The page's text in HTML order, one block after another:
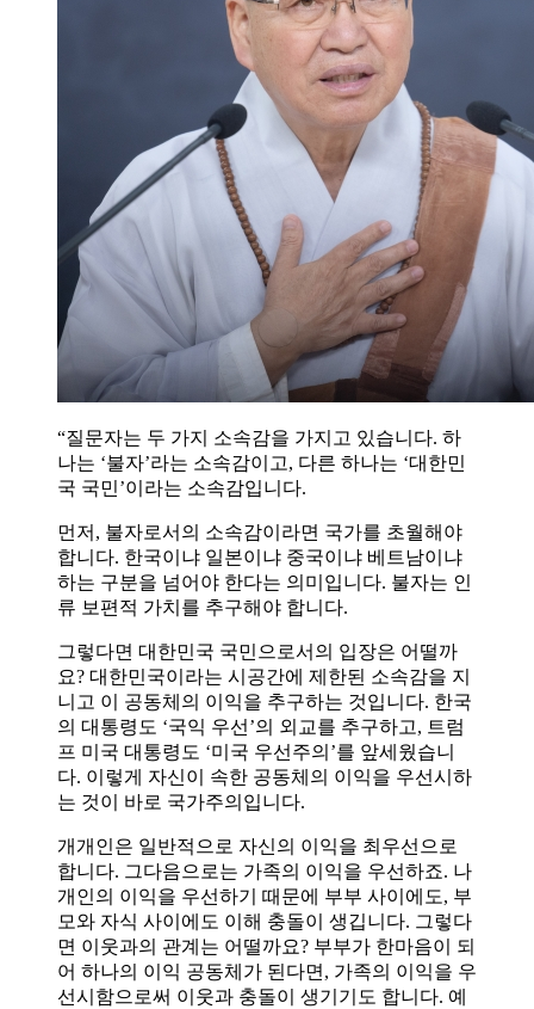
“질문자는 두 가지 소속감을 가지고 있습니다. 하
나는 ‘불자’라는 소속감이고, 다른 하나는 ‘대한민
국 국민’이라는 소속감입니다.
먼저, 불자로서의 소속감이라면 국가를 초월해야
합니다. 한국이냐 일본이냐 중국이냐 베트남이냐
하는 구분을 넘어야 한다는 의미입니다. 불자는 인
류 보편적 가치를 추구해야 합니다.
그렇다면 대한민국 국민으로서의 입장은 어떨까
요? 대한민국이라는 시공간에 제한된 소속감을 지
니고 이 공동체의 이익을 추구하는 것입니다. 한국
의 대통령도 ‘국익 우선’의 외교를 추구하고, 트럼
프 미국 대통령도 ‘미국 우선주의’를 앞세웠습니
다. 이렇게 자신이 속한 공동체의 이익을 우선시하
는 것이 바로 국가주의입니다.
개개인은 일반적으로 자신의 이익을 최우선으로
합니다. 그다음으로는 가족의 이익을 우선하죠. 나
개인의 이익을 우선하기 때문에 부부 사이에도, 부
모와 자식 사이에도 이해 충돌이 생깁니다. 그렇다
면 이웃과의 관계는 어떨까요? 부부가 한마음이 되
어 하나의 이익 공동체가 된다면, 가족의 이익을 우
선시함으로써 이웃과 충돌이 생기기도 합니다. 예